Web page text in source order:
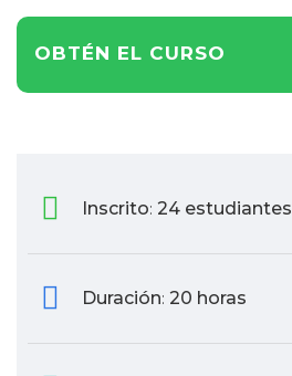
OBTÉN EL CURSO
Inscrito: 24 estudiantes
Duración: 20 horas